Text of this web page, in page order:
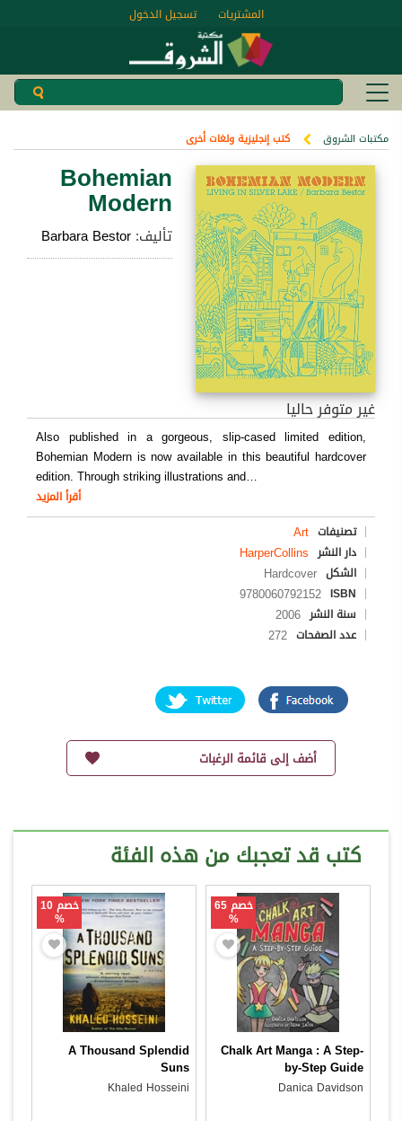
تسجيل الدخول المشتريات
مكتبات الشروق كتب إنجليزية ولغات أخرى
Bohemian
Modern
تأليف:Barbara Bestor
غير متوفر حاليا
Also published in a gorgeous, slip-cased limited edition,
Bohemian Modern is now available in this beautiful hardcover
edition. Through striking illustrations and…
أقرأ المزيد
تصنيفات Art
دار النشر HarperCollins
الشكل Hardcover
ISBN
9780060792152
سنة النشر 2006
عدد الصفحات 272
أضف إلى قائمة الرغبات
كتب قد تعجبك من هذه الفئة
خصم 65
%
Chalk Art Manga : A Step-
by-Step Guide
Danica Davidson
خصم 10
%
A Thousand Splendid
Suns
Khaled Hosseini